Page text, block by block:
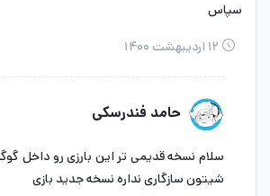
سپاس
۱۲ اردیبهشت ۱۴۰۰
حامد فندرسکی
سلام نسخه قدیمی تر این بارزی رو داخل
شیتون سازگاری نداره نسخه جدید بازی